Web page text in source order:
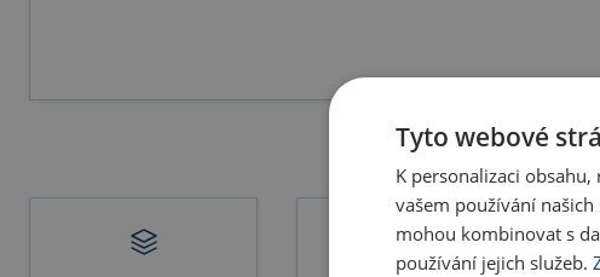
Tyto webové
K personalizaci
vašem používání
mohou kombinovat s
používání jejich služeb.